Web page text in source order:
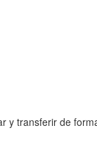
y transferir de